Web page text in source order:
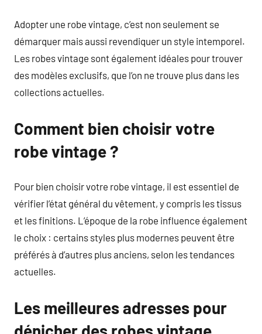
Adopter une robe vintage, c’est non seulement se
démarquer mais aussi revendiquer un style intemporel.
Les robes vintage sont également idéales pour trouver
des modèles exclusifs, que l’on ne trouve plus dans les
collections actuelles.
Comment bien choisir votre
robe vintage ?
Pour bien choisir votre robe vintage, il est essentiel de
vérifier l’état général du vêtement, y compris les tissus
et les finitions. L’époque de la robe influence également
le choix : certains styles plus modernes peuvent être
préférés à d’autres plus anciens, selon les tendances
actuelles.
Les meilleures adresses pour